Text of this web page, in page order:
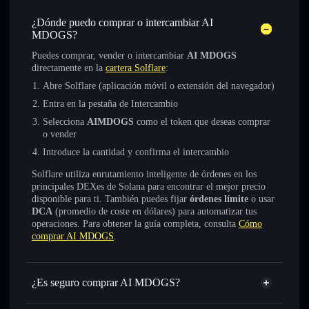
¿Dónde puedo comprar o intercambiar AI
MDOGS?
Puedes comprar, vender o intercambiar AI MDOGS
directamente en la cartera Solflare:
Abre Solflare (aplicación móvil o extensión del navegador)
Entra en la pestaña de Intercambio
Selecciona AIMDOGS como el token que deseas comprar
o vender
Introduce la cantidad y confirma el intercambio
Solflare utiliza enrutamiento inteligente de órdenes en los
principales DEXes de Solana para encontrar el mejor precio
disponible para ti. También puedes fijar órdenes límite o usar
DCA (promedio de coste en dólares) para automatizar tus
operaciones. Para obtener la guía completa, consulta Cómo
comprar AI MDOGS.
¿Es seguro comprar AI MDOGS?
AI MDOGS no está verificado